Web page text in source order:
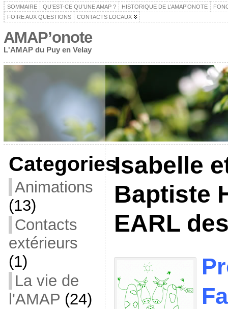
SOMMAIRE QU’EST-CE QU’UNE AMAP ? HISTORIQUE DE L’AMAP’ONOTE
FOIRE AUX QUESTIONS
CONTACTS LOCAUX
AMAP’onote
L'AMAP du Puy en Velay
Categories
Animations
(13)
Contacts
extérieurs
(1)
La vie de
l'AMAP (24)
Isabelle
Baptiste
EARL